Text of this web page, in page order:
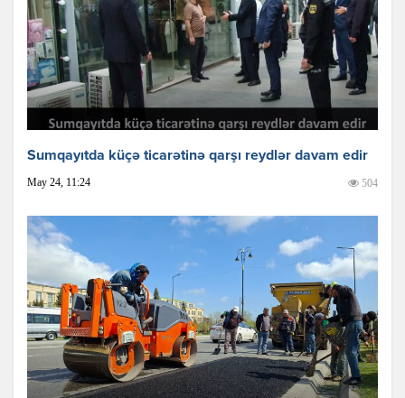
Sumqayıtda küçə ticarətinə qarşı reydlər davam edir
May 24, 11:24 504